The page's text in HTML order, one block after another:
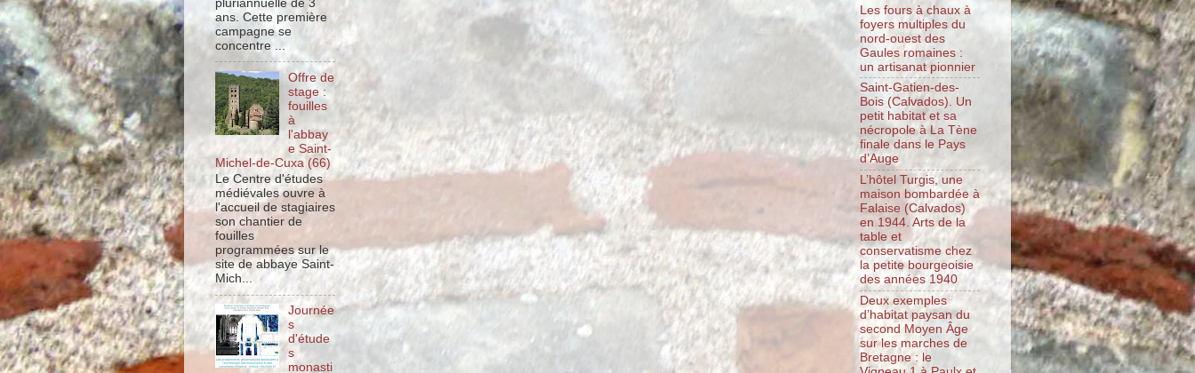
pluriannuelle de 3
ans. Cette première
campagne se
concentre ...
Offre de
stage :
fouilles
à
l'abbay
e Saint-
Michel-de-Cuxa (66)
Le Centre d'études
médiévales ouvre à
l'accueil de stagiaires
son chantier de
fouilles
programmées sur le
site de abbaye Saint-
Mich...
Journée
s
d'étude
s
monasti
Les fours à chaux à
foyers multiples du
nord-ouest des
Gaules romaines :
un artisanat pionnier
Saint-Gatien-des-
Bois (Calvados). Un
petit habitat et sa
nécropole à La Tène
finale dans le Pays
d’Auge
L’hôtel Turgis, une
maison bombardée à
Falaise (Calvados)
en 1944. Arts de la
table et
conservatisme chez
la petite bourgeoisie
des années 1940
Deux exemples
d’habitat paysan du
second Moyen Âge
sur les marches de
Bretagne : le